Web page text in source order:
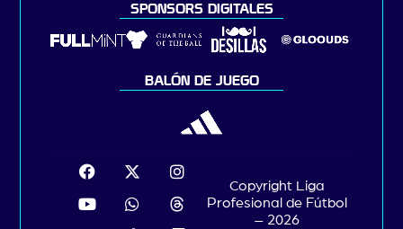
SPONSORS DIGITALES
BALÓN DE JUEGO
Copyright Liga
Profesional de Fútbol
– 2026